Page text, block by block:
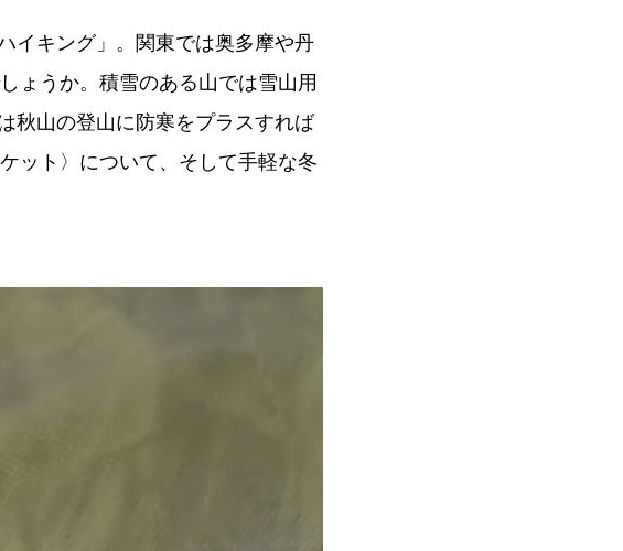
イキング」。関東では奥多摩や丹
ょうか。積雪のある山では雪山用
秋山の登山に防寒をプラスすれば
ット〉について、そして手軽な冬